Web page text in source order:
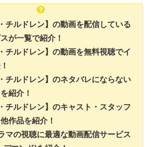
チルドレン】の動画を配信している
が一覧で紹介！
チルドレン】の動画を無料視聴でイ
チルドレン】のネタバレにならない
紹介！
チルドレン】のキャスト・スタッフ
作品を紹介！
マの視聴に最適な動画配信サービス